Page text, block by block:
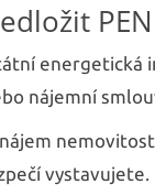
energetická
nájemní
vystavujete.